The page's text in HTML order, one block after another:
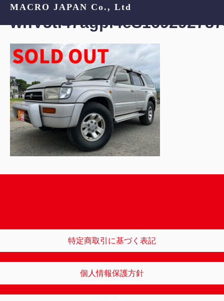
MACRO JAPAN Co., Ltd
特定商取引に基づく表記
個人情報保護方針